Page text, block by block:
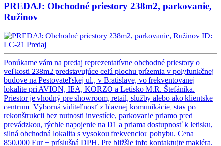
PREDAJ: Obchodné priestory 238m2, parkovanie,
Ružinov
ID:
LC-21 Predaj
Ponúkame vám na predaj reprezentatívne obchodné priestory o
veľkosti 238m2 predstavujúce celú plochu prízemia v polyfunkčnej
budove na Pestovateľskej ul., v Bratislave, vo frekventovanej
lokalite pri AVION, IEA, KORZO a Letisko M.R. Štefánika.
Priestor je vhodný pre showroom, retail, služby alebo ako klientske
centrum. Výborná viditeľnosť z hlavnej komunikácie, stav po
rekonštrukcii bez nutnosti investície, parkovanie priamo pred
prevádzkou, rýchle napojenie na D1 a priama dostupnosť k letisku,
silná obchodná lokalita s vysokou frekvenciou pohybu. Cena
850.000 Eur + príslušná DPH. Pre bližšie info kontaktujte makléra.